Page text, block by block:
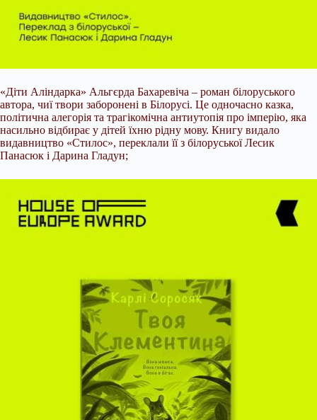
«Діти Аліндарка» Альгєрда Бахаревіча – роман білоруського
автора, чиї твори заборонені в Білорусі. Це одночасно казка,
політична алегорія та трагікомічна антиутопія про імперію, яка
насильно відбирає у дітей їхню рідну мову. Книгу видало
видавництво «Стилос», переклали її з білоруської Лесик
Панасюк і Дарина Гладун;